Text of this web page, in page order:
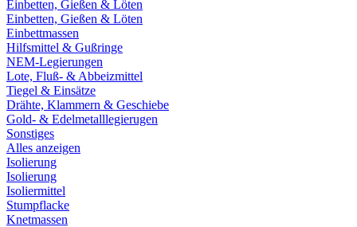
Einbetten, Gießen & Löten
Einbetten, Gießen & Löten
Einbettmassen
Hilfsmittel & Gußringe
NEM-Legierungen
Lote, Fluß- & Abbeizmittel
Tiegel & Einsätze
Drähte, Klammern & Geschiebe
Gold- & Edelmetalllegierugen
Sonstiges
Alles anzeigen
Isolierung
Isolierung
Isoliermittel
Stumpflacke
Knetmassen